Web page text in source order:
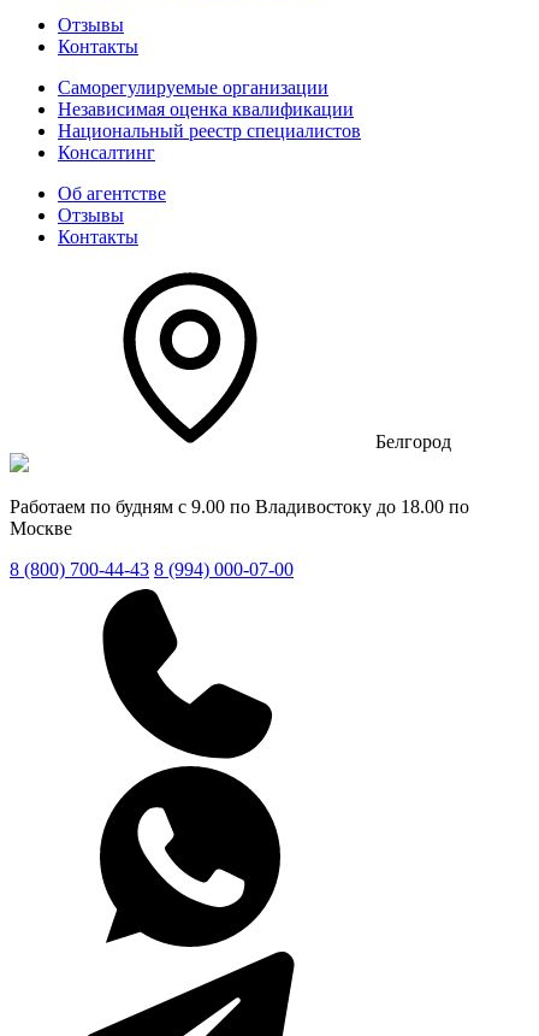
Отзывы
Контакты
Саморегулируемые организации
Независимая оценка квалификации
Национальный реестр специалистов
Консалтинг
Об агентстве
Отзывы
Контакты
Белгород
Работаем по будням с 9.00 по Владивостоку до 18.00 по
Москве
8 (800) 700-44-43 8 (994) 000-07-00